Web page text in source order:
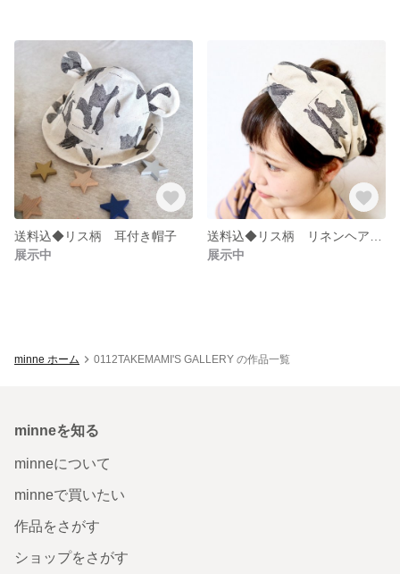
送料込◆リス柄 耳付き帽子
展示中
展示中
minne ホーム 0112TAKEMAMI'S GALLERY の作品一覧
minneを知る
minneについて
minneで買いたい
作品をさがす
ショップをさがす